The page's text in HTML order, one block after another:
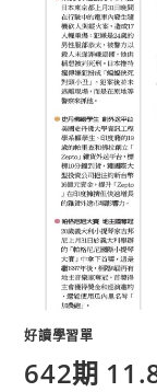
好讀學習單
642期